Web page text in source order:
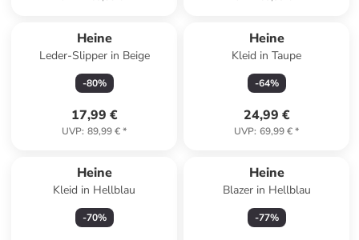
Heine
Leder-Slipper in Beige
-80%
17,99 €
UVP: 89,99 €*
Heine
Kleid in Taupe
-64%
24,99 €
UVP: 69,99 €*
Heine
Kleid in Hellblau
-70%
Heine
Blazer in Hellblau
-77%